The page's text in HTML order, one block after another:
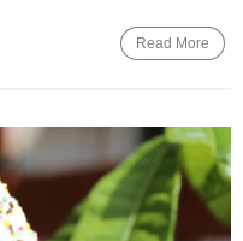
Read More